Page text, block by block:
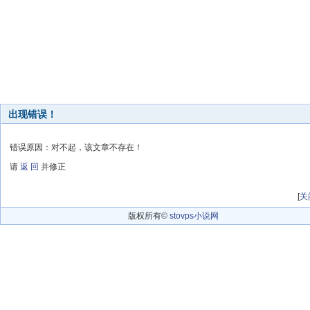
出现错误！
错误原因：对不起，该文章不存在！
请 返 回 并修正
[关
版权所有© stovps小说网